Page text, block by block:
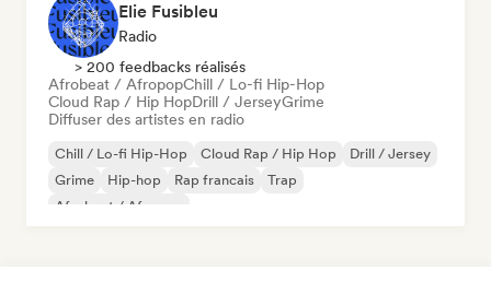
Elie Fusibleu
Radio
> 200 feedbacks réalisés
Afrobeat / AfropopChill / Lo-fi Hip-Hop
Cloud Rap / Hip HopDrill / JerseyGrime
Diffuser des artistes en radio
Chill / Lo-fi Hip-Hop Cloud Rap / Hip Hop
Drill / Jersey
Grime
Hip-hop Rap francais
Trap
Afrobeat / Afropop